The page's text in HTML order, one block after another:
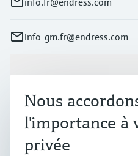
info-gm.fr@endress.com
Produits et services
Industries
Nous
l'importance à
privée